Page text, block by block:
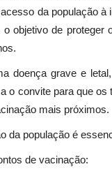
da população
objetivo de proteger
doença grave e
o convite para que
mais próximos.
da população é
de vacinação: